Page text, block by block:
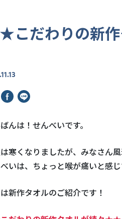
だわりの新
んは！せんべいです。
寒くなりましたが、みなさん
いは、ちょっと喉が痛いと感じ
新作タオルのご紹介です！